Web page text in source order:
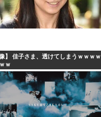
像】 佳子さま、透けてしまうｗｗｗｗ
ｗ